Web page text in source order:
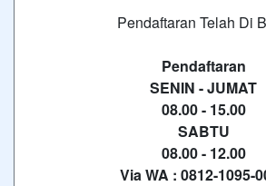
Pendaftaran Telah Di B
Pendaftaran
SENIN - JUMAT
08.00 - 15.00
SABTU
08.00 - 12.00
Via WA : 0812-1095-